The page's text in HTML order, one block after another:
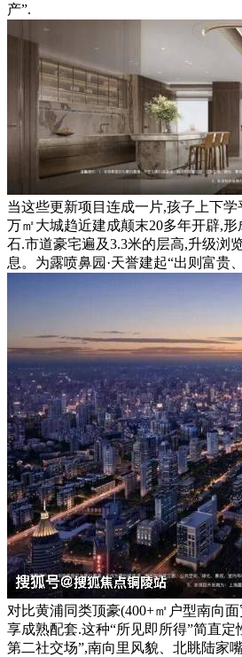
产”.
当这些更新项目连成一片,孩子上下
万㎡大城趋近建成颠末20多年开辟,
石.市道豪宅遍及3.3米的层高,升级浏
息。为露喷鼻园·天誉建起“出则富贵
对比黄浦同类顶豪(400+㎡户型南向
享成熟配套.这种“所见即所得”简直定
第二社交场”,南向里风貌、北眺陆家